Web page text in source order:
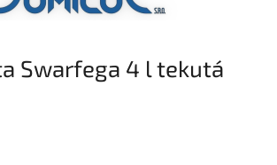
Swarfega 4 l tekutá